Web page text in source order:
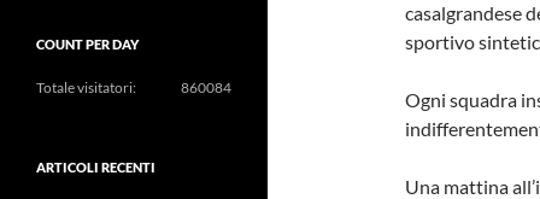
casalgrandese
sportivo
Ogni squadra
Una mattina
COUNT PER DAY
860084
Totale visitatori:
ARTICOLI RECENTI